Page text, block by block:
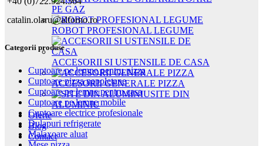
PE GAZ
ROBOT PROFESIONAL LEGUME
ACCESORII SI USTENSILE DE CASA
ACCESORII GENERALE PIZZA
SITE DIN
ALUMINIU
Oferte
Blog
Contact
catalin.olaru@alforno.ro
Categorii produse
Cuptoare pe lemne pentru pizza
Cuptoare pizza napoletane
Cuptoare pe lemne pentru casa
Cuptoare pe lemne mobile
Cuptoare electrice profesionale
Dulapuri refrigerate
Malaxoare aluat